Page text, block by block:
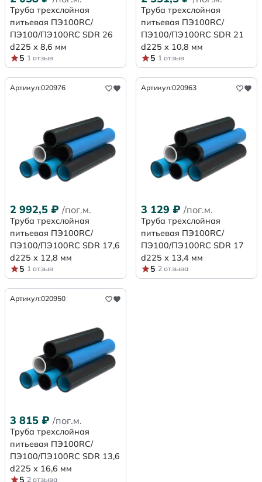
Труба трехслойная
питьевая ПЭ100RC/
ПЭ100/ПЭ100RC SDR 26
d225 х 8,6 мм
5 1 отзыв
Труба трехслойная
питьевая ПЭ100RC/
ПЭ100/ПЭ100RC SDR 21
d225 х 10,8 мм
5 1 отзыв
Артикул:020976
2 992,5 ₽ /пог.м.
Труба трехслойная
питьевая ПЭ100RC/
ПЭ100/ПЭ100RC SDR 17,6
d225 х 12,8 мм
5 1 отзыв
Артикул:020963
3 129 ₽ /пог.м.
Труба трехслойная
питьевая ПЭ100RC/
ПЭ100/ПЭ100RC SDR 17
d225 х 13,4 мм
5 2 отзыва
Артикул:020950
3 815 ₽ /пог.м.
Труба трехслойная
питьевая ПЭ100RC/
ПЭ100/ПЭ100RC SDR 13,6
d225 х 16,6 мм
5 2 отзыва